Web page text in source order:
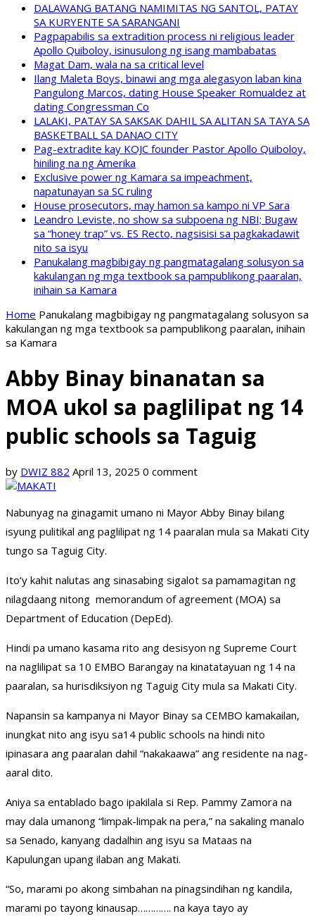
DALAWANG BATANG NAMIMITAS NG SANTOL, PATAY
SA KURYENTE SA SARANGANI
Pagpapabilis sa extradition process ni religious leader
Apollo Quiboloy, isinusulong ng isang mambabatas
Magat Dam, wala na sa critical level
Ilang Maleta Boys, binawi ang mga alegasyon laban kina
Pangulong Marcos, dating House Speaker Romualdez at
dating Congressman Co
LALAKI, PATAY SA SAKSAK DAHIL SA ALITAN SA TAYA SA
BASKETBALL SA DANAO CITY
Pag-extradite kay KOJC founder Pastor Apollo Quiboloy,
hiniling na ng Amerika
Exclusive power ng Kamara sa impeachment,
napatunayan sa SC ruling
House prosecutors, may hamon sa kampo ni VP Sara
Leandro Leviste, no show sa subpoena ng NBI; Bugaw
sa “honey trap” vs. ES Recto, nagsisisi sa pagkakadawit
nito sa isyu
Panukalang magbibigay ng pangmatagalang solusyon sa
kakulangan ng mga textbook sa pampublikong paaralan,
inihain sa Kamara
Home Panukalang magbibigay ng pangmatagalang solusyon sa
kakulangan ng mga textbook sa pampublikong paaralan, inihain
sa Kamara
Abby Binay binanatan sa
MOA ukol sa paglilipat ng 14
public schools sa Taguig
by DWIZ 882 April 13, 2025 0 comment
Nabunyag na ginagamit umano ni Mayor Abby Binay bilang
isyung pulitikal ang paglilipat ng 14 paaralan mula sa Makati City
tungo sa Taguig City.
Ito’y kahit nalutas ang sinasabing sigalot sa pamamagitan ng
nilagdaang nitong memorandum of agreement (MOA) sa
Department of Education (DepEd).
Hindi pa umano kasama rito ang desisyon ng Supreme Court
na naglilipat sa 10 EMBO Barangay na kinatatayuan ng 14 na
paaralan, sa hurisdiksiyon ng Taguig City mula sa Makati City.
Napansin sa kampanya ni Mayor Binay sa CEMBO kamakailan,
inungkat nito ang isyu sa14 public schools na hindi nito
ipinasara ang paaralan dahil “nakakaawa” ang residente na nag-
aaral dito.
Aniya sa entablado bago ipakilala si Rep. Pammy Zamora na
may dala umanong “limpak-limpak na pera,” na sakaling manalo
sa Senado, kanyang dadalhin ang isyu sa Mataas na
Kapulungan upang ilaban ang Makati.
“So, marami po akong simbahan na pinagsindihan ng kandila,
marami po tayong kinausap…………. na kaya tayo ay